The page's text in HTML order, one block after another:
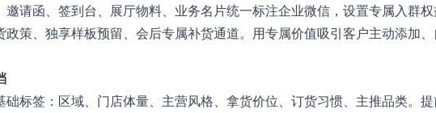
邀请函、签到台、展厅物料、业务名片统一标注企业微信，设置专属入群
政策、独享样板预留、会后专属补货通道。用专属价值吸引客户主动添加
础标签：区域、门店体量、主营风格、拿货价位、订货习惯、主推品类。